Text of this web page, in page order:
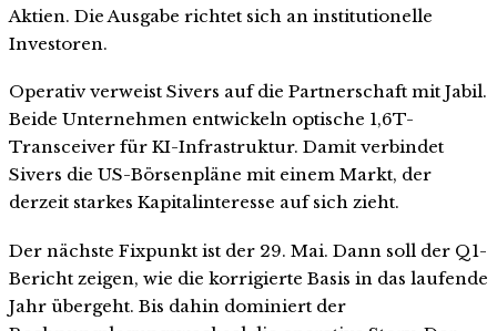
Aktien. Die Ausgabe richtet sich an institutionelle
Investoren.
Operativ verweist Sivers auf die Partnerschaft mit Jabil.
Beide Unternehmen entwickeln optische 1,6T-
Transceiver für KI-Infrastruktur. Damit verbindet
Sivers die US-Börsenpläne mit einem Markt, der
derzeit starkes Kapitalinteresse auf sich zieht.
Der nächste Fixpunkt ist der 29. Mai. Dann soll der Q1-
Bericht zeigen, wie die korrigierte Basis in das laufende
Jahr übergeht. Bis dahin dominiert der